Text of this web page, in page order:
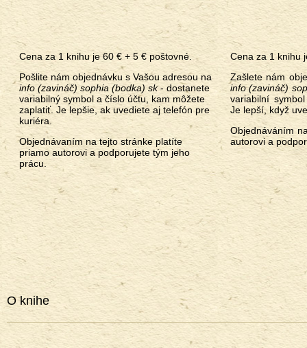
Cena za 1 knihu je 60 € + 5 € poštovné.
Pošlite nám objednávku s Vašou adresou na
info (zavináč) sophia (bodka) sk- dostanete
variabilný symbol a číslo účtu, kam môžete
zaplatiť. Je lepšie, ak uvediete aj telefón pre
kuriéra.
Objednávaním na tejto stránke platíte
priamo autorovi a podporujete tým jeho
prácu.
Cena za 1 knihu
Zašlete nám
info (zavináč)
variabilní
Je lepší, když
Objednáváním
autorovi a
O knihe